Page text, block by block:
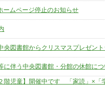
ームページ停止のお知らせ
図書館からクリスマスプレゼン
に伴う中央図書館・分館の休館に
階児童】開催中です 「家読」×「